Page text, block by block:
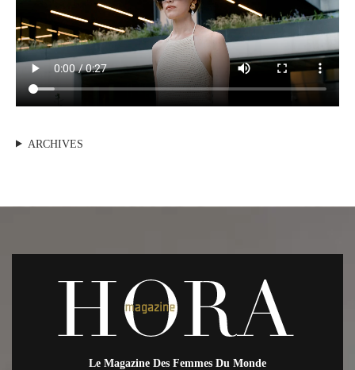
ARCHIVES
Le Magazine Des Femmes Du Monde